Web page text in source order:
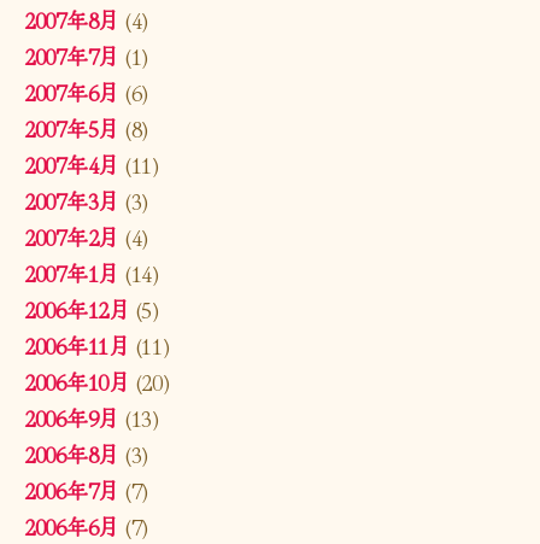
2007年8月 (4)
2007年7月 (1)
2007年6月 (6)
2007年5月 (8)
2007年4月 (11)
2007年3月 (3)
2007年2月 (4)
2007年1月 (14)
2006年12月 (5)
2006年11月 (11)
2006年10月 (20)
2006年9月 (13)
2006年8月 (3)
2006年7月 (7)
2006年6月 (7)